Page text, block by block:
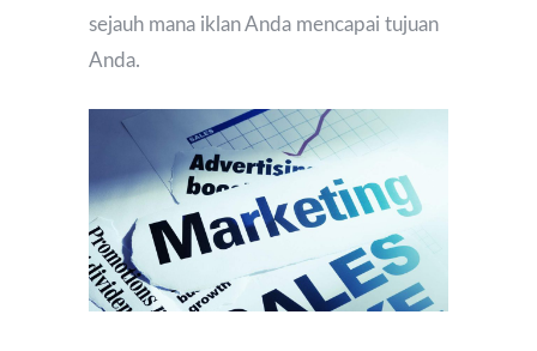
sejauh mana iklan Anda mencapai tujuan
Anda.